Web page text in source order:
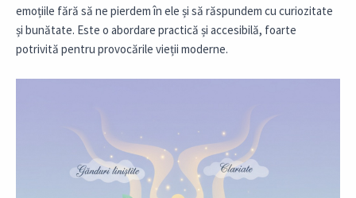
emoțiile fără să ne pierdem în ele și să răspundem cu curiozitate
și bunătate. Este o abordare practică și accesibilă, foarte
potrivită pentru provocările vieții moderne.